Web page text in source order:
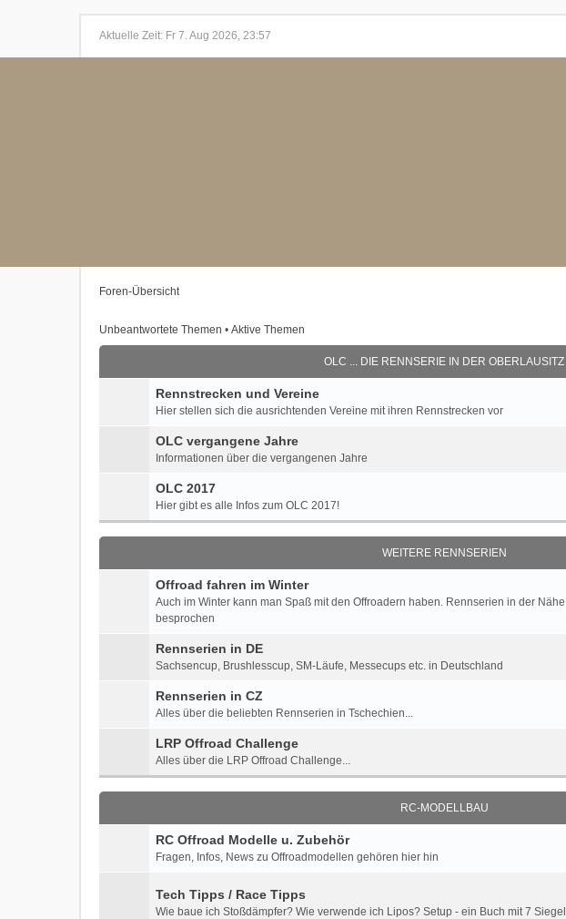
Aktuelle Zeit: Fr 7. Aug 2026, 23:57
Foren-Übersicht
Unbeantwortete Themen • Aktive Themen
OLC ... DIE RENNSERIE IN DER OBERLAUSITZ
Rennstrecken und Vereine
Hier stellen sich die ausrichtenden Vereine mit ihren Rennstrecken vor
OLC vergangene Jahre
Informationen über die vergangenen Jahre
OLC 2017
Hier gibt es alle Infos zum OLC 2017!
WEITERE RENNSERIEN
Offroad fahren im Winter
Auch im Winter kann man Spaß mit den Offroadern haben. Rennserien in der
besprochen
Rennserien in DE
Sachsencup, Brushlesscup, SM-Läufe, Messecups etc. in Deutschland
Rennserien in CZ
Alles über die beliebten Rennserien in Tschechien...
LRP Offroad Challenge
Alles über die LRP Offroad Challenge...
RC-MODELLBAU
RC Offroad Modelle u. Zubehör
Fragen, Infos, News zu Offroadmodellen gehören hier hin
Tech Tipps / Race Tipps
Wie baue ich Stoßdämpfer? Wie verwende ich Lipos? Setup - ein Buch mit 7